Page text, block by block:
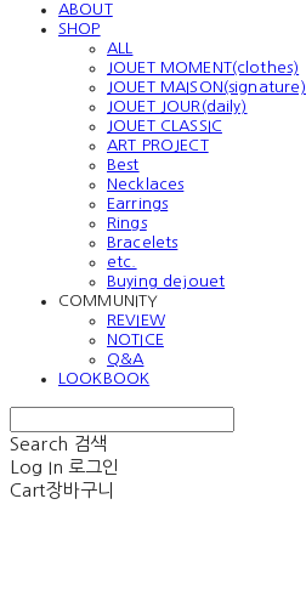
ABOUT
SHOP
ALL
JOUET MOMENT(clothes)
JOUET MAISON(signature)
JOUET JOUR(daily)
JOUET CLASSIC
ART PROJECT
Best
Necklaces
Earrings
Rings
Bracelets
etc.
Buying dejouet
COMMUNITY
REVIEW
NOTICE
Q&A
LOOKBOOK
Search 검색
Log In 로그인
Cart장바구니